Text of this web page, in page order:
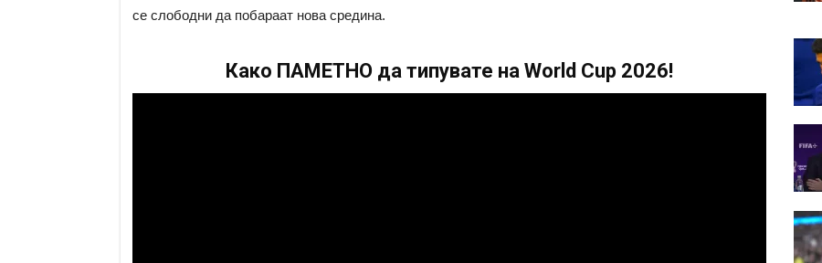
се слободни да побараат нова средина.
Како ПАМЕТНО да типувате на World Cup 2026!